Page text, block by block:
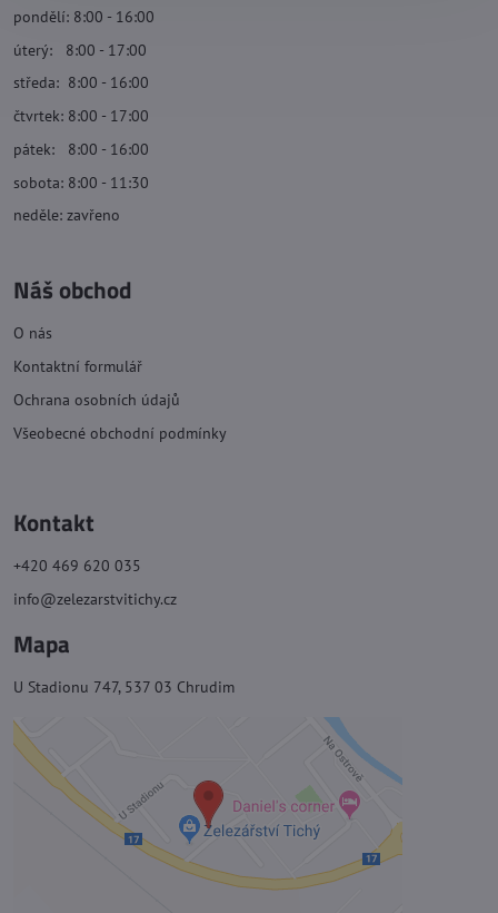
pondělí: 8:00 - 16:00
úterý: 8:00 - 17:00
středa: 8:00 - 16:00
čtvrtek: 8:00 - 17:00
pátek: 8:00 - 16:00
sobota: 8:00 - 11:30
neděle: zavřeno
Náš obchod
O nás
Kontaktní formulář
Ochrana osobních údajů
Všeobecné obchodní podmínky
Kontakt
+420 469 620 035
info@zelezarstvitichy.cz
Mapa
U Stadionu 747, 537 03 Chrudim